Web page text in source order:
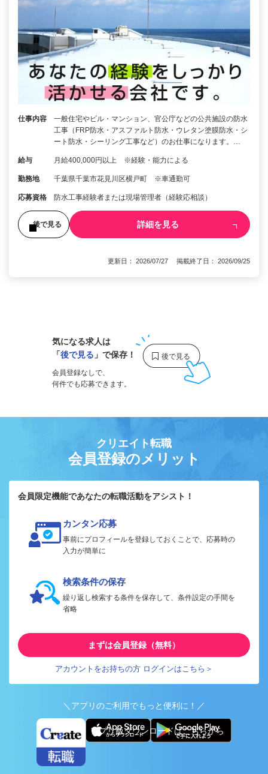
仕事内容
一般住宅やビル・マンション、官公庁などの公共施設の防水
工事（FRP防水・アスファルト防水・ウレタン塗膜防水・シ
ート防水・シーリング工事など）のお仕事になります。…
給与 月給400,000円以上 ※経験・能力による
勤務地 千葉県千葉市花見川区横戸町 ※車通勤可
応募資格 防水工事経験者または現場管理者（経験応相談）
後で見る 詳細を見る
更新日： 2026/07/27 掲載終了日： 2026/09/25
気になる求人は
「後で見る 」で保存！
会員登録なしで、
何件でも応募できます。
クリエイト転職
会員登録のメリット
会員限定機能であなたの転職活動をアシスト！
カンタン応募
事前にプロフィールを登録しておくことで、応募時の
入力が簡単に
検索条件の保存
繰り返し検索する条件を保存して、条件設定の手間を
省略
まずは会員登録（無料）
アカウントをお持ちの方 ログインはこちら＞
＼アプリのご利用でもっと便利に！／
アプリ版ダウンロードはこちらから